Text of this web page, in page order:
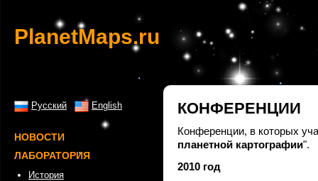
PlanetMaps.ru
КОНФЕРЕНЦИИ
Конференции, в которых
планетной картографии".
2010 год
Русский English
НОВОСТИ
ЛАБОРАТОРИЯ
История